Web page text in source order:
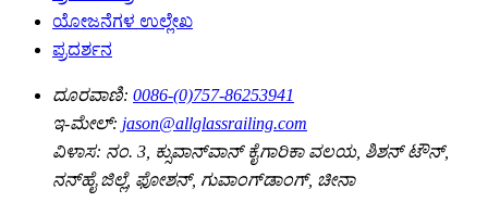
ಯೋಜನೆಗಳ ಉಲ್ಲೇಖ
ಪ್ರದರ್ಶನ
ದೂರವಾಣಿ: 0086-(0)757-86253941
ಇ-ಮೇಲ್: jason@allglassrailing.com
ವಿಳಾಸ: ನಂ. 3, ಕ್ಸುವಾನ್‌ವಾನ್ ಕೈಗಾರಿಕಾ ವಲಯ, ಶಿಶನ್ ಟೌನ್,
ನನ್‌ಹೈ ಜಿಲ್ಲೆ, ಫೋಶನ್, ಗುವಾಂಗ್‌ಡಾಂಗ್, ಚೀನಾ